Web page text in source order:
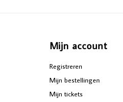
Mijn account
Registreren
Mijn bestellingen
Mijn tickets